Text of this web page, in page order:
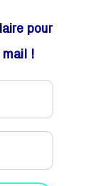
pour
mail !